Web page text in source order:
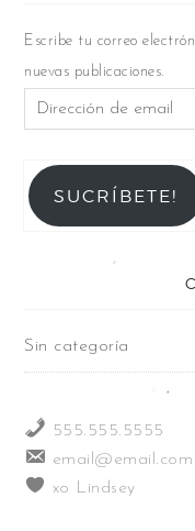
Escribe tu correo
nuevas publicaciones.
SUCRÍBETE!
Sin categoría
555.555.5555
email@email.com
xo Lindsey